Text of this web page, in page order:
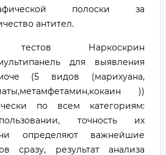
полоски за
антител.
тестов Наркоскрин
для выявления
(5 видов (марихуана,
))
по всем категориям:
точность их
определяют важнейшие
сразу, результат анализа